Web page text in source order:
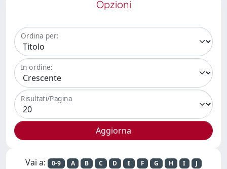
Opzioni
Ordina per:
In ordine:
Risultati/Pagina
Vai a: 0-9 A B C D E F G H I
J